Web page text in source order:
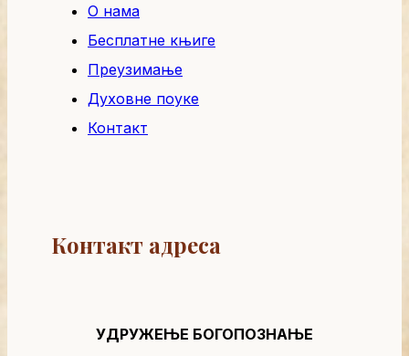
О нама
Бесплатне књиге
Преузимање
Духовне поуке
Контакт
Контакт адреса
УДРУЖЕЊЕ БОГОПОЗНАЊЕ